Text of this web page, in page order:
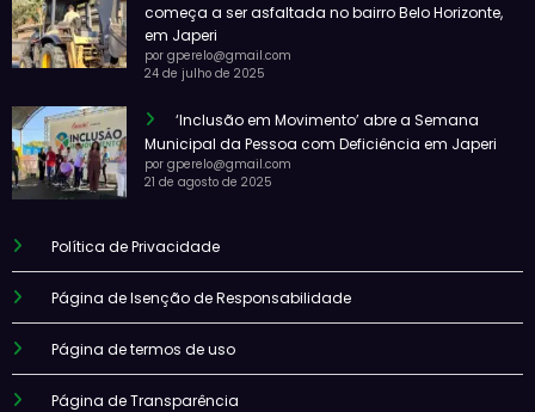
começa a ser asfaltada no bairro Belo Horizonte,
em Japeri
por gperelo@gmail.com
24 de julho de 2025
‘Inclusão em Movimento’ abre a Semana
Municipal da Pessoa com Deficiência em Japeri
por gperelo@gmail.com
21 de agosto de 2025
Política de Privacidade
Página de Isenção de Responsabilidade
Página de termos de uso
Página de Transparência